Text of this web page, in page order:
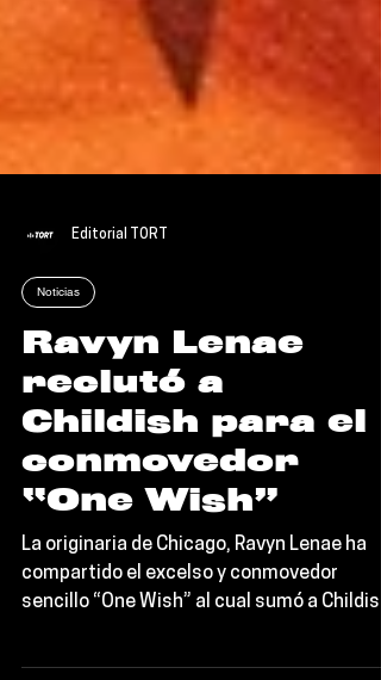
Editorial TORT
Noticias
Ravyn Lenae
reclutó a
Childish para el
conmovedor
“One Wish”
La originaria de Chicago, Ravyn Lenae ha